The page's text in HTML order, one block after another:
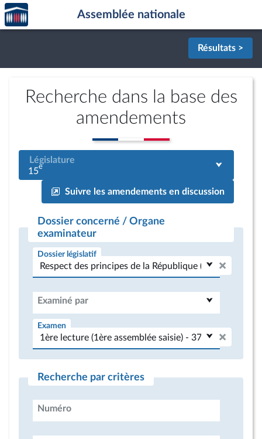
Aller au contenu
Aller en bas de la page
Accèder
à la
page
Assemblée nationale
Résultats >
Recherche dans la base des
amendements
Législature
15e
Suivre les amendements en discussion
Dossier concerné / Organe
examinateur
Dossier législatif
Examiné par
Examen
Recherche par critères
Numéro